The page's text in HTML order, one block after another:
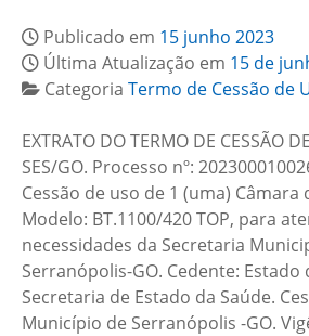
Publicado em 15 junho 2023
Última Atualização em 15 de
Categoria Termo de Cessão de
EXTRATO DO TERMO DE CESSÃO
SES/GO. Processo nº:
Cessão de uso de 1 (uma) Câmara
Modelo: BT.1100/420 TOP, para
necessidades da Secretaria
Serranópolis-GO. Cedente: Estado
Secretaria de Estado da Saúde.
Município de Serranópolis -GO.